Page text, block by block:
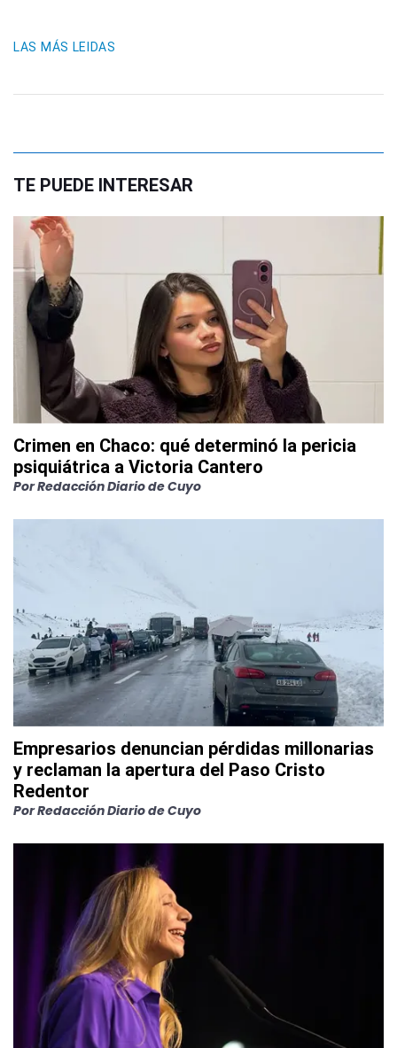
LAS MÁS LEIDAS
TE PUEDE INTERESAR
Crimen en Chaco: qué determinó la pericia
psiquiátrica a Victoria Cantero
PorRedacción Diario de Cuyo
Empresarios denuncian pérdidas millonarias
y reclaman la apertura del Paso Cristo
Redentor
PorRedacción Diario de Cuyo